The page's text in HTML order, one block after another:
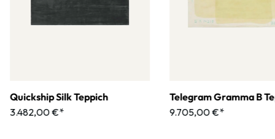
Quickship Silk Teppich
3.482,00 €*
Telegram Gramma B
9.705,00 €*